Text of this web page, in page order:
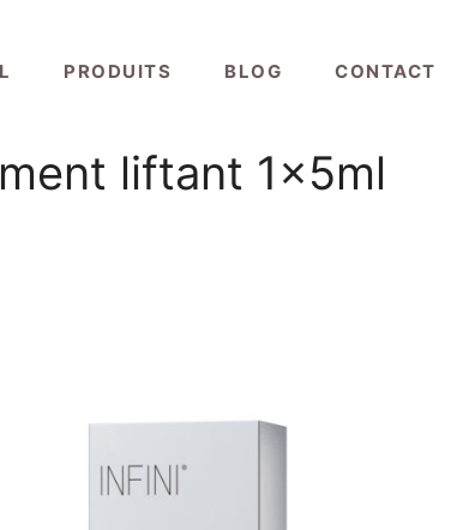
PRODUITS BLOG CONTACT
liftant 1x5ml